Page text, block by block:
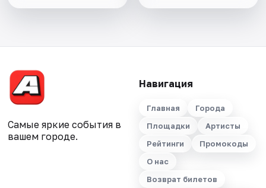
Самые яркие события в
вашем городе.
Навигация
Главная
Города
Площадки
Артисты
Рейтинги
Промокоды
О нас
Возврат билетов